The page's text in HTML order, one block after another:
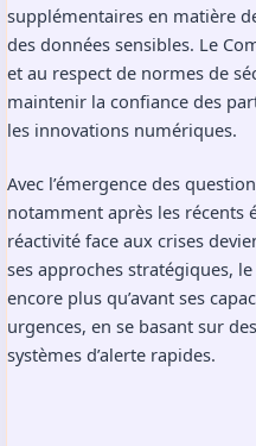
supplémentaires en matière
des données sensibles. Le
et au respect de normes de
maintenir la confiance des
les innovations numériques.
Avec l’émergence des
notamment après les récents
réactivité face aux crises
ses approches stratégiques,
encore plus qu’avant ses
urgences, en se basant sur
systèmes d’alerte rapides.